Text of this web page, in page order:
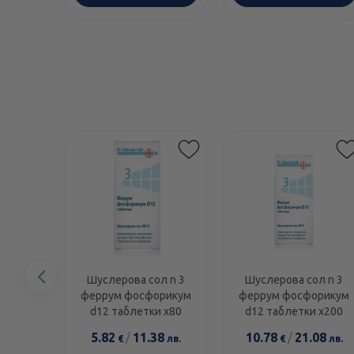
Шуслерова сол n 3
феррум фосфорикум
d12 таблетки х80
5.82 € / 11.38 лв.
Шуслерова сол n 3
феррум фосфорикум
d12 таблетки х200
10.78€ / 21.08лв.
Предишен
елемент